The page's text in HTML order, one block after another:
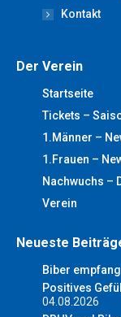
Kontakt
Der Verein
Startseite
Tickets –
1.Männer –
1.Frauen –
Nachwuchs –
Verein
Neueste
Biber
Positives
04.08.2026